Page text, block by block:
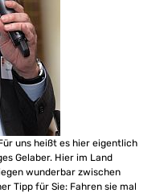
uns heißt es hier eigentlich
Gelaber. Hier im Land
wunderbar zwischen
Tipp für Sie: Fahren sie mal